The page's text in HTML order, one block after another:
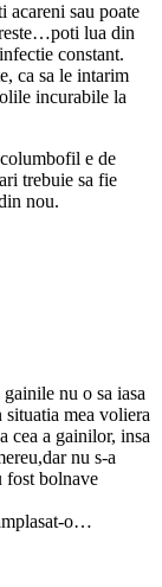
acareni sau poate
lua din
constant.
ca sa le intarim
incurabile la
e de
trebuie sa fie
nou.
nu o sa iasa
mea voliera
cea a gainilor, insa
nu s-a
fost bolnave
o…